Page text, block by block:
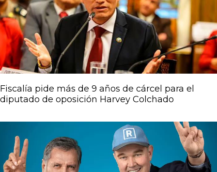
Fiscalía pide más de 9 años de cárcel para el
diputado de oposición Harvey Colchado